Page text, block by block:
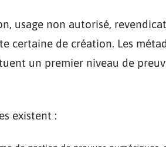
usage non autorisé,
certaine de création. Les
un premier niveau de
existent :